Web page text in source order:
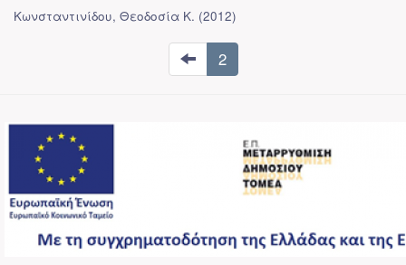
Κωνσταντινίδου, Θεοδοσία Κ. (2012)
2